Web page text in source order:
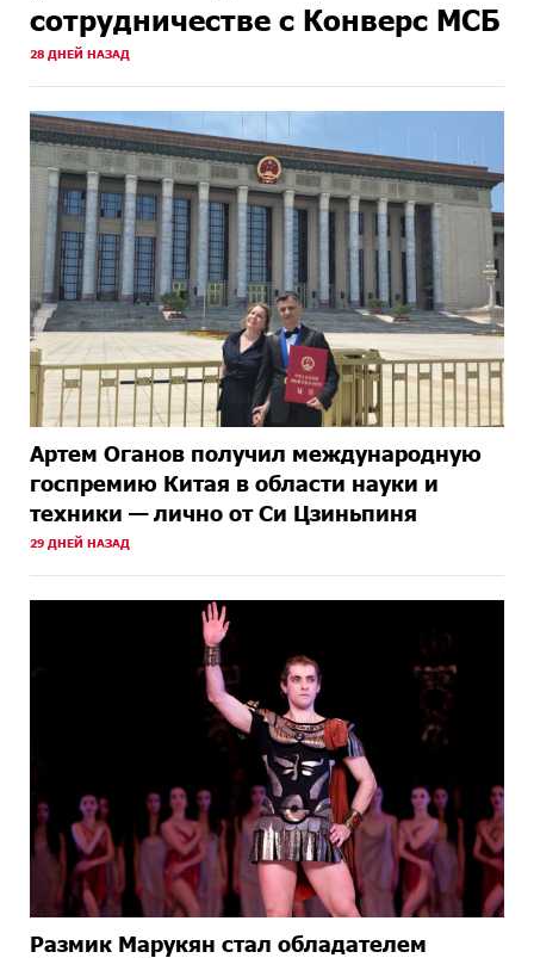
сотрудничестве с Конверс МСБ
28 ДНЕЙ НАЗАД
Артем Оганов получил международную
госпремию Китая в области науки и
техники — лично от Си Цзиньпиня
29 ДНЕЙ НАЗАД
Размик Марукян стал обладателем